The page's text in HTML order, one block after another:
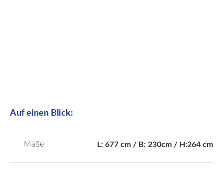
Auf einen Blick:
Maße L: 677 cm / B: 230cm / H:264 cm